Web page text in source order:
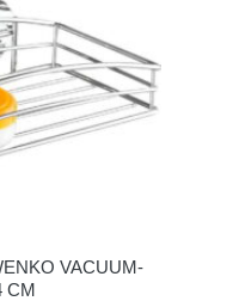
VACUUM-
CM